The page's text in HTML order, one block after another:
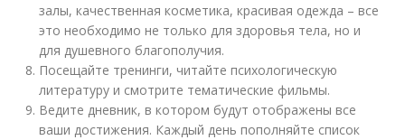
залы, качественная косметика, красивая одежда – все
это необходимо не только для здоровья тела, но и
для душевного благополучия.
Посещайте тренинги, читайте психологическую
литературу и смотрите тематические фильмы.
Ведите дневник, в котором будут отображены все
ваши достижения. Каждый день пополняйте список